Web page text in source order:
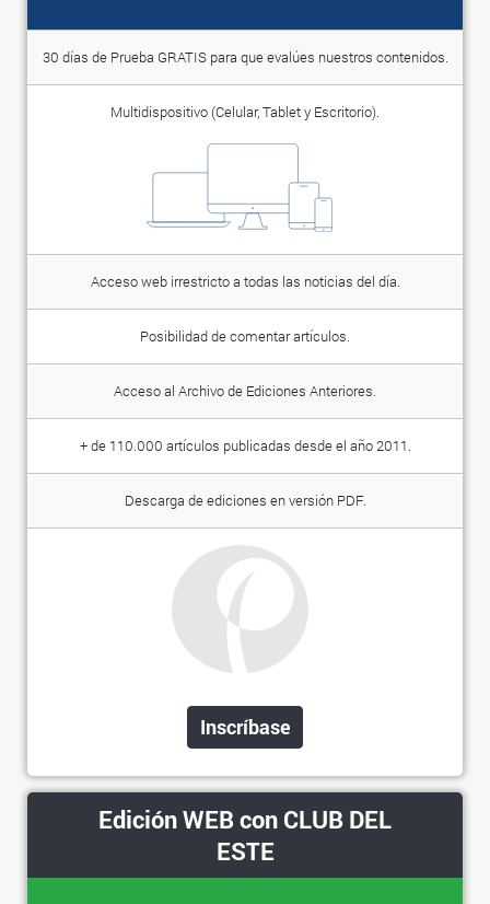
30 días de Prueba GRATIS para que evalúes nuestros contenidos.
Multidispositivo (Celular, Tablet y Escritorio).
Acceso web irrestricto a todas las noticias del día.
Posibilidad de comentar artículos.
Acceso al Archivo de Ediciones Anteriores.
+ de 110.000 artículos publicadas desde el año 2011.
Descarga de ediciones en versión PDF.
Inscríbase
Edición WEB con CLUB DEL
ESTE